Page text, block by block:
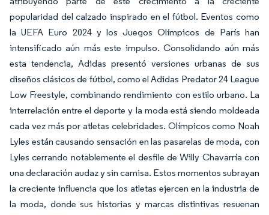
popularidad del calzado inspirado en el fútbol. Eventos como
la UEFA Euro 2024 y los Juegos Olímpicos de París han
intensificado aún más este impulso. Consolidando aún más
esta tendencia, Adidas presentó versiones urbanas de sus
diseños clásicos de fútbol, como el Adidas Predator 24 League
Low Freestyle, combinando rendimiento con estilo urbano. La
interrelación entre el deporte y la moda está siendo moldeada
cada vez más por atletas celebridades. Olímpicos como Noah
Lyles están causando sensación en las pasarelas de moda, con
Lyles cerrando notablemente el desfile de Willy Chavarría con
una declaración audaz y sin camisa. Estos momentos subrayan
la creciente influencia que los atletas ejercen en la industria de
la moda, donde sus historias y marcas distintivas resuenan